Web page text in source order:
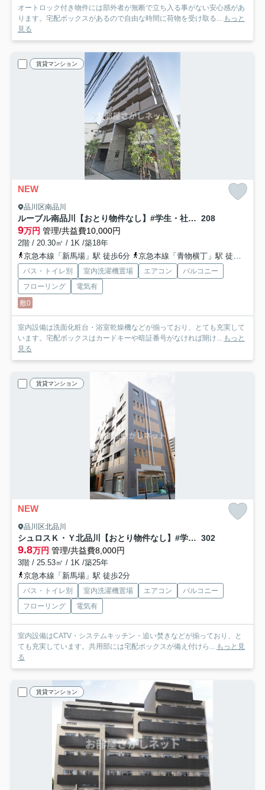
オートロック付き物件には部外者が無断で立ち入る事がない安心感があ
ります。宅配ボックスがあるので自由な時間に荷物を受け取る... もっと
見る
賃貸マンション
NEW
品川区南品川
ルーブル南品川【おとり物件なし】#学生・社会人にオススメ！初期費用分割払いOK！ 208
9万円 管理/共益費10,000円
2階 / 20.30㎡ / 1K /築18年
京急本線「新馬場」駅 徒歩6分
京急本線「青物横丁」駅 徒歩9分
バス・トイレ別 室内洗濯機置場 エアコン
バルコニー
フローリング
電気有
敷0
室内設備は洗面化粧台・浴室乾燥機などが揃っており、とても充実して
います。宅配ボックスはカードキーや暗証番号がなければ開け... もっと
見る
賃貸マンション
NEW
品川区北品川
シュロスＫ・Ｙ北品川【おとり物件なし】#学生・社会人にオススメ！初期費用分割払いOK！ 302
9.8万円 管理/共益費8,000円
3階 / 25.53㎡ / 1K /築25年
京急本線「新馬場」駅 徒歩2分
バス・トイレ別 室内洗濯機置場 エアコン
バルコニー
フローリング
電気有
室内設備はCATV・システムキッチン・追い焚きなどが揃っており、と
ても充実しています。共用部には宅配ボックスが備え付けら... もっと見
る
賃貸マンション